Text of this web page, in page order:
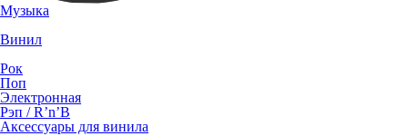
Музыка
Винил
Рок
Поп
Электронная
Рэп / R’n’B
Аксессуары для винила